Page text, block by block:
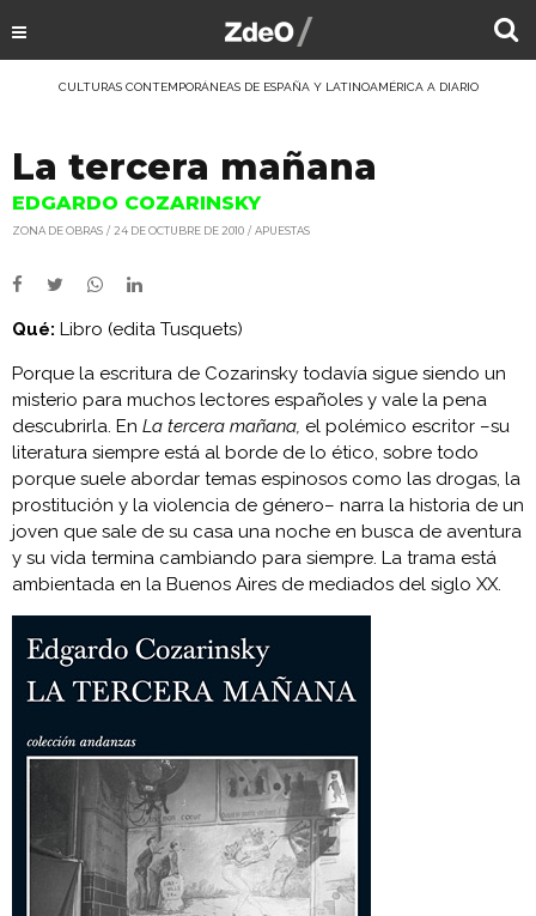
CULTURAS CONTEMPORÁNEAS DE ESPAÑA Y LATINOAMÉRICA A DIARIO
La tercera mañana
EDGARDO COZARINSKY
ZONA DE OBRAS 24 DE OCTUBRE DE 2010 APUESTAS
Qué: Libro (edita Tusquets)
Porque la escritura de Cozarinsky todavía sigue siendo un
misterio para muchos lectores españoles y vale la pena
descubrirla. En La tercera mañana, el polémico escritor –su
literatura siempre está al borde de lo ético, sobre todo
porque suele abordar temas espinosos como las drogas, la
prostitución y la violencia de género– narra la historia de un
joven que sale de su casa una noche en busca de aventura
y su vida termina cambiando para siempre. La trama está
ambientada en la Buenos Aires de mediados del siglo XX.